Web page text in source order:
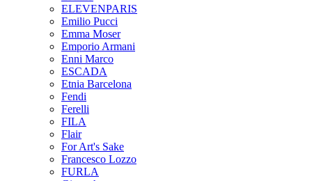
ELEVENPARIS
Emilio Pucci
Emma Moser
Emporio Armani
Enni Marco
ESCADA
Etnia Barcelona
Fendi
Ferelli
FILA
Flair
For Art's Sake
Francesco Lozzo
FURLA